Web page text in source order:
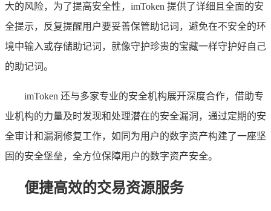
大的风险，为了提高安全性，imToken 提供了详细且全面的安
全提示，反复提醒用户要妥善保管助记词，避免在不安全的环
境中输入或存储助记词，就像守护珍贵的宝藏一样守护好自己
的助记词。
imToken 还与多家专业的安全机构展开深度合作，借助专
业机构的力量及时发现和处理潜在的安全漏洞，通过定期的安
全审计和漏洞修复工作，如同为用户的数字资产构建了一座坚
固的安全堡垒，全方位保障用户的数字资产安全。
便捷高效的交易资源服务